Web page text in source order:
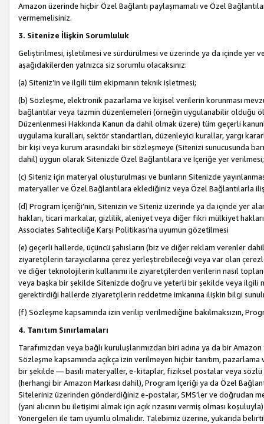
Amazon üzerinde hiçbir Özel Bağlantı paylaşmamalı ve Özel
vermemelisiniz.
3. Sitenize İlişkin Sorumluluk
Geliştirilmesi, işletilmesi ve sürdürülmesi ve üzerinde ya da içinde yer
aşağıdakilerden yalnızca siz sorumlu olacaksınız:
(a) Siteniz’in ve ilgili tüm ekipmanın teknik işletmesi;
(b) Sözleşme, elektronik pazarlama ve kişisel verilerin korunması
bağlantılar veya tazmin düzenlemeleri (örneğin uygulanabilir olduğu
Düzenlenmesi Hakkında Kanun da dahil olmak üzere) tüm geçerli
uygulama kuralları, sektör standartları, düzenleyici kurallar, yargı
bir kişi veya kurum arasındaki bir sözleşmeye (Sitenizi sunucusunda
dahil) uygun olarak Sitenizde Özel Bağlantılara ve İçeriğe yer verilmesi;
(c) Siteniz için materyal oluşturulması ve bunların Sitenizde
materyaller ve Özel Bağlantılara eklediğiniz veya Özel Bağlantılarla
(d) Program İçeriği’nin, Sitenizin ve Siteniz üzerinde ya da içinde yer
hakları, ticari markalar, gizlilik, aleniyet veya diğer fikri mülkiyet
Associates Sahteciliğe Karşı Politikası’na uyumun gözetilmesi
(e) geçerli hallerde, üçüncü şahısların (biz ve diğer reklam verenler
ziyaretçilerin tarayıcılarına çerez yerleştirebileceği veya var olan
ve diğer teknolojilerin kullanımı ile ziyaretçilerden verilerin nasıl
veya başka bir şekilde Sitenizde doğru ve yeterli bir şekilde veya ilgili
gerektirdiği hallerde ziyaretçilerin reddetme imkanına ilişkin bilgi
(f) Sözleşme kapsamında izin verilip verilmediğine bakılmaksızın,
4. Tanıtım Sınırlamaları
Tarafımızdan veya bağlı kuruluşlarımızdan biri adına ya da bir
Sözleşme kapsamında açıkça izin verilmeyen hiçbir tanıtım,
bir şekilde — basılı materyaller, e-kitaplar, fiziksel postalar veya sözlü
(herhangi bir Amazon Markası dahil), Program İçeriği ya da Özel
Siteleriniz üzerinden gönderdiğiniz e-postalar, SMS’ler ve doğrudan
(yani alıcının bu iletişimi almak için açık rızasını vermiş olması
Yönergeleri ile tam uyumlu olmalıdır. Talebimiz üzerine, yukarıda